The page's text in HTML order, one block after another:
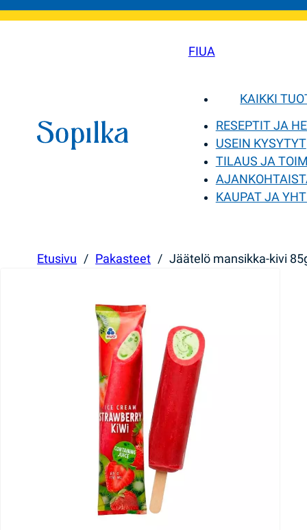
FIUA
KAIKKI
RESEPTIT JA
USEIN KYSYTYT
TILAUS JA
KAUPAT JA
Etusivu / Pakasteet / Jäätelö mansikka-kivi